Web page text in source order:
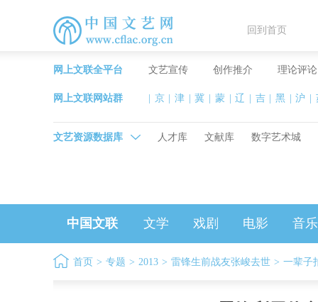
回到首页
网上文联全平台 文艺宣传 创作推介 理论评论
网上文联网站群 京 津 冀 蒙 辽 吉 黑 沪
文艺资源数据库 人才库 文献库 数字艺术城
中国文联 文学 戏剧 电影 音乐
首页 > 专题 > 2013 > 雷锋生前战友张峻去世 > 一辈子